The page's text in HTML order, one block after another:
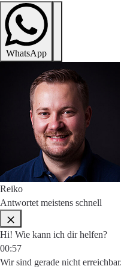
WhatsApp
Reiko
Antwortet meistens schnell
Hi! Wie kann ich dir helfen?
00:57
Wir sind gerade nicht